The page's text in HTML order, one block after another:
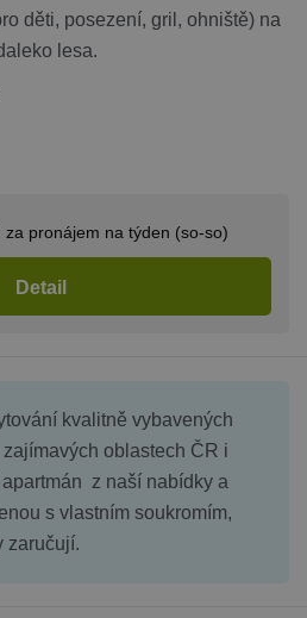
děti, posezení, gril, ohniště) na
lesa.
za pronájem na týden (so-so)
Detail
kvalitně vybavených
oblastech ČR i
z naší nabídky a
s vlastním soukromím,
zaručují.